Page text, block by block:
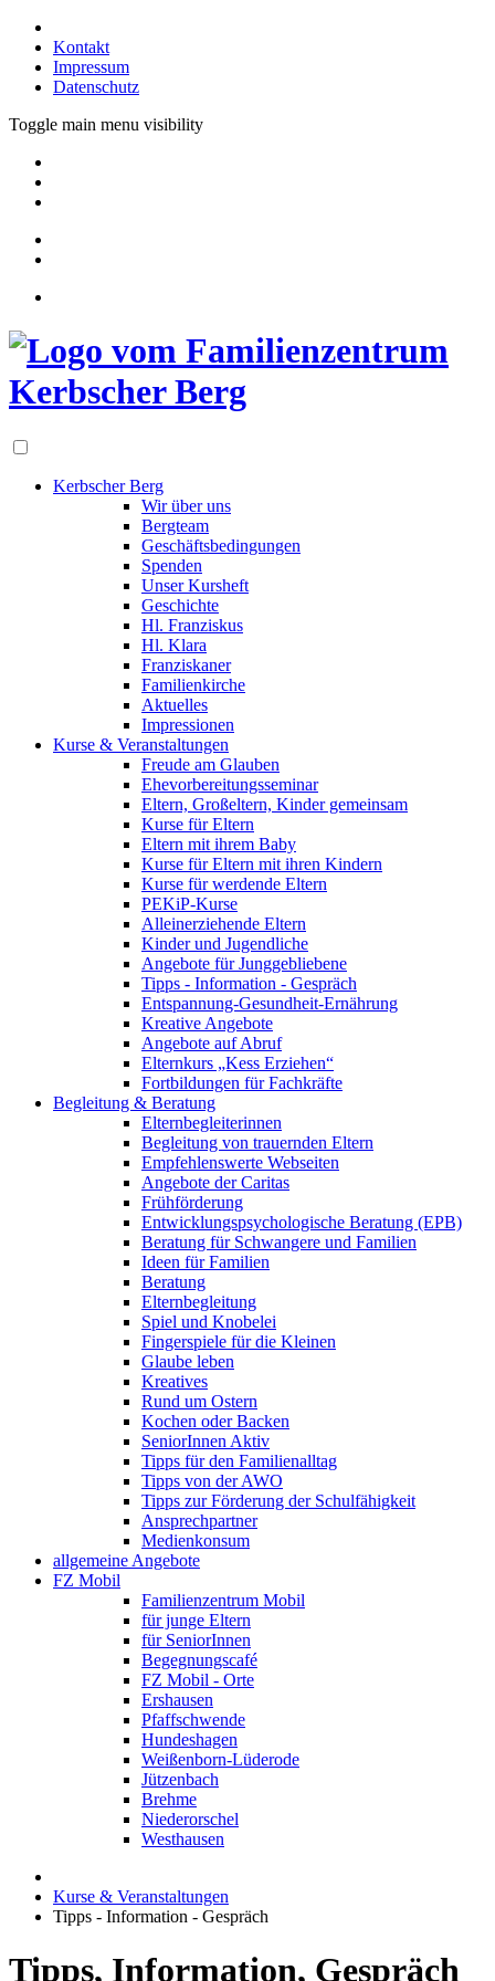
Kontakt
Impressum
Datenschutz
Toggle main menu visibility
Kerbscher Berg
Wir über uns
Bergteam
Geschäftsbedingungen
Spenden
Unser Kursheft
Geschichte
Hl. Franziskus
Hl. Klara
Franziskaner
Familienkirche
Aktuelles
Impressionen
Kurse & Veranstaltungen
Freude am Glauben
Ehevorbereitungsseminar
Eltern, Großeltern, Kinder gemeinsam
Kurse für Eltern
Eltern mit ihrem Baby
Kurse für Eltern mit ihren Kindern
Kurse für werdende Eltern
PEKiP-Kurse
Alleinerziehende Eltern
Kinder und Jugendliche
Angebote für Junggebliebene
Tipps - Information - Gespräch
Entspannung-Gesundheit-Ernährung
Kreative Angebote
Angebote auf Abruf
Elternkurs „Kess Erziehen“
Fortbildungen für Fachkräfte
Begleitung & Beratung
Elternbegleiterinnen
Begleitung von trauernden Eltern
Empfehlenswerte Webseiten
Angebote der Caritas
Frühförderung
Entwicklungspsychologische Beratung (EPB)
Beratung für Schwangere und Familien
Ideen für Familien
Beratung
Elternbegleitung
Spiel und Knobelei
Fingerspiele für die Kleinen
Glaube leben
Kreatives
Rund um Ostern
Kochen oder Backen
SeniorInnen Aktiv
Tipps für den Familienalltag
Tipps von der AWO
Tipps zur Förderung der Schulfähigkeit
Ansprechpartner
Medienkonsum
allgemeine Angebote
FZ Mobil
Familienzentrum Mobil
für junge Eltern
für SeniorInnen
Begegnungscafé
FZ Mobil - Orte
Ershausen
Pfaffschwende
Hundeshagen
Weißenborn-Lüderode
Jützenbach
Brehme
Niederorschel
Westhausen
Kurse & Veranstaltungen
Tipps - Information - Gespräch
Tipps, Information, Gespräch